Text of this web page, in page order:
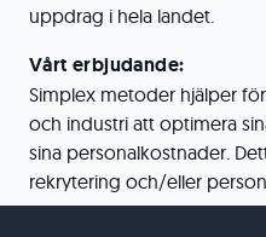
uppdrag i hela landet.
Vårt erbjudande:
Simplex metoder hjälper
och industri att optimera
sina personalkostnader.
rekrytering och/eller